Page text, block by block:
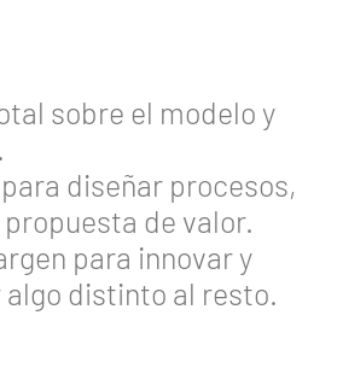
sobre el modelo y
diseñar procesos,
de valor.
para innovar y
distinto al resto.